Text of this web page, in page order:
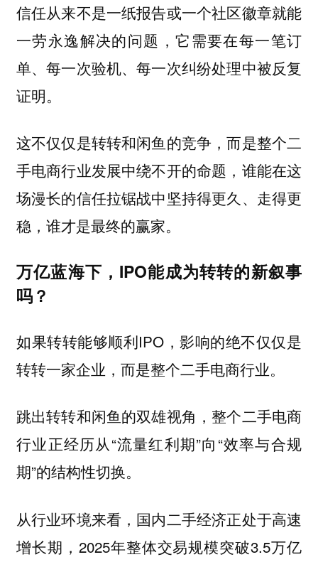
信任从来不是一纸报告或一个社区徽章就能
一劳永逸解决的问题，它需要在每一笔订
单、每一次验机、每一次纠纷处理中被反复
证明。
这不仅仅是转转和闲鱼的竞争，而是整个二
手电商行业发展中绕不开的命题，谁能在这
场漫长的信任拉锯战中坚持得更久、走得更
稳，谁才是最终的赢家。
万亿蓝海下，IPO能成为转转的新叙事
吗？
如果转转能够顺利IPO，影响的绝不仅仅是
转转一家企业，而是整个二手电商行业。
跳出转转和闲鱼的双雄视角，整个二手电商
行业正经历从“流量红利期”向“效率与合规
期”的结构性切换。
从行业环境来看，国内二手经济正处于高速
增长期，2025年整体交易规模突破3.5万亿